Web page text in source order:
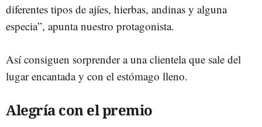
diferentes tipos de ajíes, hierbas, andinas y alguna
especia”, apunta nuestro protagonista.
Así consiguen sorprender a una clientela que sale del
lugar encantada y con el estómago lleno.
Alegría con el premio